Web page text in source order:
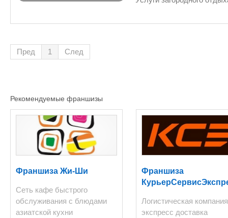
«Славянской деревни»
Пред 1 След
Рекомендуемые франшизы
Франшиза Жи-Ши
Сеть кафе быстрого
обслуживания с блюдами
азиатской кухни
Франшиза
Логистическая
экспресс доставка